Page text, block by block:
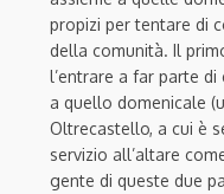
propizi per tentare di
della comunità. Il
l’entrare a far parte
a quello domenicale
Oltrecastello, a cui è
servizio all’altare
gente di queste due